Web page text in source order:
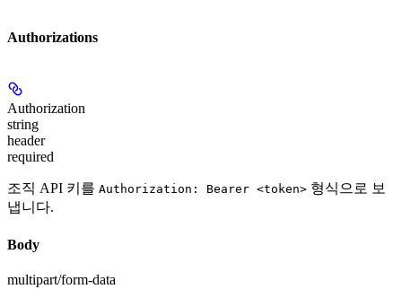
Authorizations
Authorization
string
header
required
조직 API 키를 Authorization: Bearer <token> 형식으로 보
냅니다.
Body
multipart/form-data